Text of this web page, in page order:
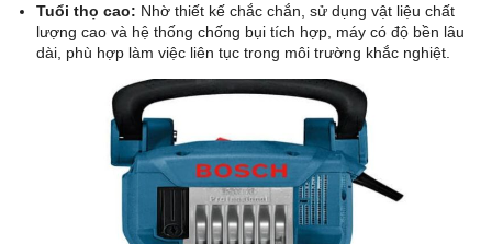
Tuổi thọ cao: Nhờ thiết kế chắc chắn, sử dụng vật liệu chất
lượng cao và hệ thống chống bụi tích hợp, máy có độ bền lâu
dài, phù hợp làm việc liên tục trong môi trường khắc nghiệt.